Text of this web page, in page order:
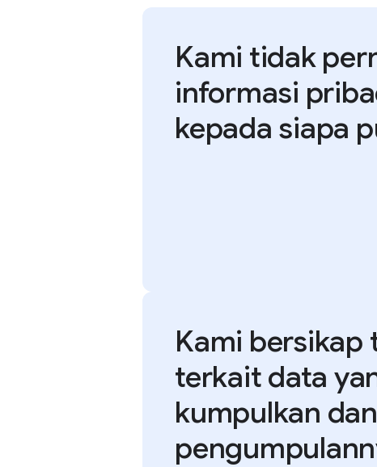
Kami tidak
informasi
kepada siapa
Kami bersikap
terkait data
kumpulkan